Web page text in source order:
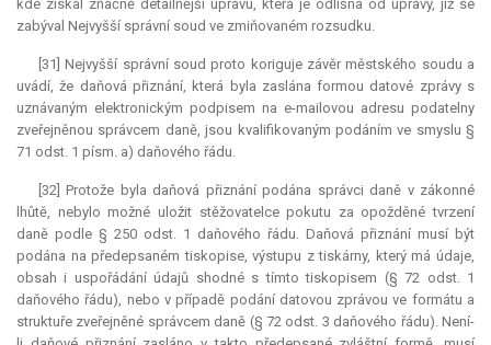
kde získal značně detailnější úpravu, která je odlišná od úpravy, jíž se
zabýval Nejvyšší správní soud ve zmiňovaném rozsudku.
[31] Nejvyšší správní soud proto koriguje závěr městského soudu a
uvádí, že daňová přiznání, která byla zaslána formou datové zprávy s
uznávaným elektronickým podpisem na e-mailovou adresu podatelny
zveřejněnou správcem daně, jsou kvalifikovaným podáním ve smyslu §
71 odst. 1 písm. a) daňového řádu.
[32] Protože byla daňová přiznání podána správci daně v zákonné
lhůtě, nebylo možné uložit stěžovatelce pokutu za opožděné tvrzení
daně podle § 250 odst. 1 daňového řádu. Daňová přiznání musí být
podána na předepsaném tiskopise, výstupu z tiskárny, který má údaje,
obsah i uspořádání údajů shodné s tímto tiskopisem (§ 72 odst. 1
daňového řádu), nebo v případě podání datovou zprávou ve formátu a
struktuře zveřejněné správcem daně (§ 72 odst. 3 daňového řádu). Není-